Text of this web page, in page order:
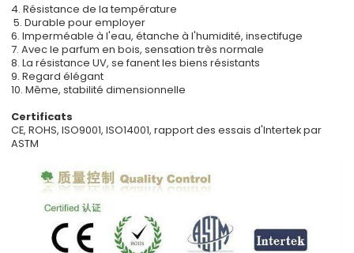
4. Résistance de la température
5. Durable pour employer
6. Imperméable à l'eau, étanche à l'humidité, insectifuge
7. Avec le parfum en bois, sensation très normale
8. La résistance UV, se fanent les biens résistants
9. Regard élégant
10. Même, stabilité dimensionnelle
Certificats
CE, ROHS, ISO9001, ISO14001, rapport des essais d'Intertek par
ASTM